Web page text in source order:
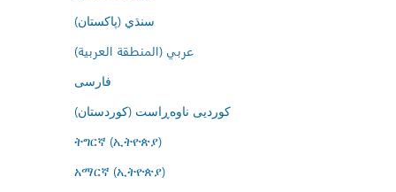
سنڌي (پاکستان)
عربي (المنطقة العربية)
فارسى
کوردیی ناوەڕاست (کوردستان)
ትግርኛ (ኢትዮጵያ)
አማርኛ (ኢትዮጵያ)